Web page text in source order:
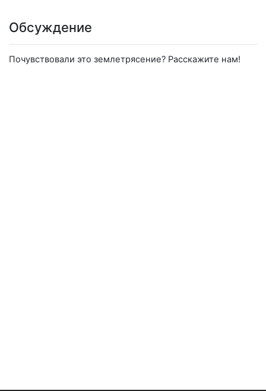
Обсуждение
Почувствовали это землетрясение? Расскажите нам!